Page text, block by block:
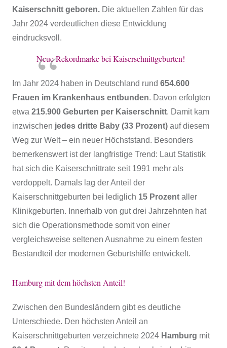
Kaiserschnitt geboren. Die aktuellen Zahlen für das
Jahr 2024 verdeutlichen diese Entwicklung
eindrucksvoll.
Neue Rekordmarke bei Kaiserschnittgeburten!
Im Jahr 2024 haben in Deutschland rund 654.600
Frauen im Krankenhaus entbunden. Davon erfolgten
etwa 215.900 Geburten per Kaiserschnitt. Damit kam
inzwischen jedes dritte Baby (33 Prozent) auf diesem
Weg zur Welt – ein neuer Höchststand. Besonders
bemerkenswert ist der langfristige Trend: Laut Statistik
hat sich die Kaiserschnittrate seit 1991 mehr als
verdoppelt. Damals lag der Anteil der
Kaiserschnittgeburten bei lediglich 15 Prozent aller
Klinikgeburten. Innerhalb von gut drei Jahrzehnten hat
sich die Operationsmethode somit von einer
vergleichsweise seltenen Ausnahme zu einem festen
Bestandteil der modernen Geburtshilfe entwickelt.
Hamburg mit dem höchsten Anteil!
Zwischen den Bundesländern gibt es deutliche
Unterschiede. Den höchsten Anteil an
Kaiserschnittgeburten verzeichnete 2024 Hamburg mit